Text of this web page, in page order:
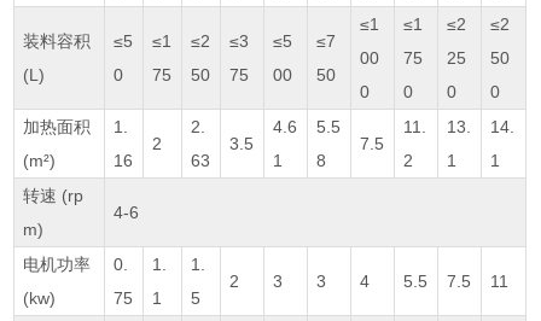
装料容积
(L)
≤5
0
≤1
75
≤2
50
≤3
75
≤5
00
≤7
50
≤1
00
0
≤1
75
0
≤2
25
0
≤2
50
0
加热面积
(m²)
1.
16
2
2.
63
3.5
4.6
1
5.5
8
7.5
11.
2
13.
1
14.
1
转速 (rp
m)
4-6
电机功率
(kw)
0.
75
1.
1
1.
5
2 3 3 4 5.5 7.5 11